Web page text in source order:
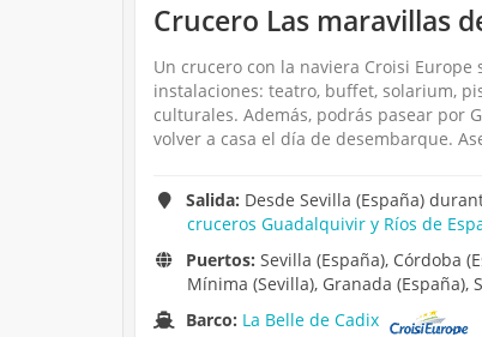
Crucero Las maravillas
Un crucero con la naviera Croisi
instalaciones: teatro, buffet, solarium,
culturales. Además, podrás pasear por
volver a casa el día de desembarque.
Salida: Desde Sevilla (España)
cruceros Guadalquivir y Ríos de
Puertos: Sevilla (España), Córdoba
Mínima (Sevilla), Granada (España),
Barco: La Belle de Cadix